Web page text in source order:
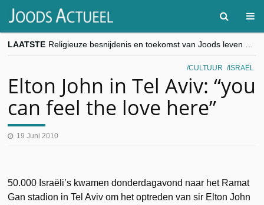
LAATSTE
“Besnijdenisdebat toont hoe moeilijk seculiere Westen minderheden begrijpt”, Jinnih Beels (Vooruit)
CITYTRIP | ROEMENIË – Boekarest: de verrassing van Oost-Europa
CULTUUR ISRAËL
Elton John in Tel Aviv: “you
can feel the love here”
19 Juni 2010
50.000 Israëli’s kwamen donderdagavond naar het Ramat
Gan stadion in Tel Aviv om het optreden van sir Elton John